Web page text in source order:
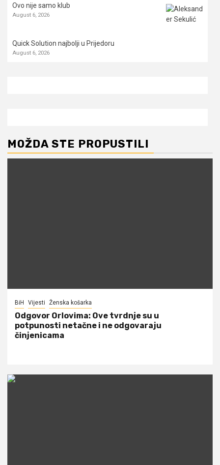
Ovo nije samo klub
August 6, 2026
Quick Solution najbolji u Prijedoru
August 6, 2026
MOŽDA STE PROPUSTILI
BiH Vijesti Ženska košarka
Odgovor Orlovima: ​Ove tvrdnje su u
potpunosti netačne i ne odgovaraju
činjenicama